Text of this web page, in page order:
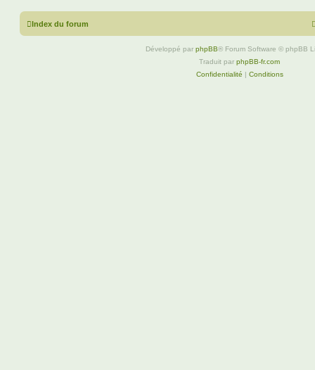
Index du forum
Développé par phpBB® Forum Software © phpBB
Traduit par phpBB-fr.com
Confidentialité | Conditions